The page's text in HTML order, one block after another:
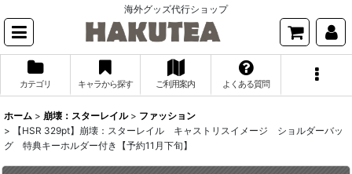
海外グッズ代行ショップ
カテゴリ キャラから探す ご利用案内 よくある質問
ホーム > 崩壊：スターレイル > ファッション
>
【HSR 329pt】崩壊：スターレイル キャストリスイメージ ショルダーバッ
グ 特典キーホルダー付き【予約11月下旬】